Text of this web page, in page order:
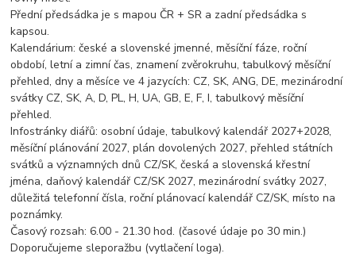
Přední předsádka je s mapou ČR + SR a zadní předsádka s
kapsou.
Kalendárium: české a slovenské jmenné, měsíční fáze, roční
období, letní a zimní čas, znamení zvěrokruhu, tabulkový měsíční
přehled, dny a měsíce ve 4 jazycích: CZ, SK, ANG, DE, mezinárodní
svátky CZ, SK, A, D, PL, H, UA, GB, E, F, I, tabulkový měsíční
přehled.
Infostránky diářů: osobní údaje, tabulkový kalendář 2027+2028,
měsíční plánování 2027, plán dovolených 2027, přehled státních
svátků a významných dnů CZ/SK, česká a slovenská křestní
jména, daňový kalendář CZ/SK 2027, mezinárodní svátky 2027,
důležitá telefonní čísla, roční plánovací kalendář CZ/SK, místo na
poznámky.
Časový rozsah: 6.00 - 21.30 hod. (časové údaje po 30 min.)
Doporučujeme sleporažbu (vytlačení loga).